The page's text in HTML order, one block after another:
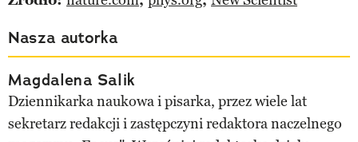
Nasza autorka
Magdalena Salik
Dziennikarka naukowa i pisarka, przez wiele lat
sekretarz redakcji i zastępczyni redaktora naczelnego